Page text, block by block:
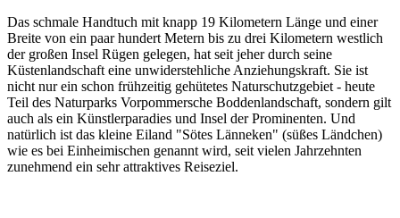
Das schmale Handtuch mit knapp 19 Kilometern Länge und einer
Breite von ein paar hundert Metern bis zu drei Kilometern westlich
der großen Insel Rügen gelegen, hat seit jeher durch seine
Küstenlandschaft eine unwiderstehliche Anziehungskraft. Sie ist
nicht nur ein schon frühzeitig gehütetes Naturschutzgebiet - heute
Teil des Naturparks Vorpommersche Boddenlandschaft, sondern gilt
auch als ein Künstlerparadies und Insel der Prominenten. Und
natürlich ist das kleine Eiland "Sötes Länneken" (süßes Ländchen)
wie es bei Einheimischen genannt wird, seit vielen Jahrzehnten
zunehmend ein sehr attraktives Reiseziel.